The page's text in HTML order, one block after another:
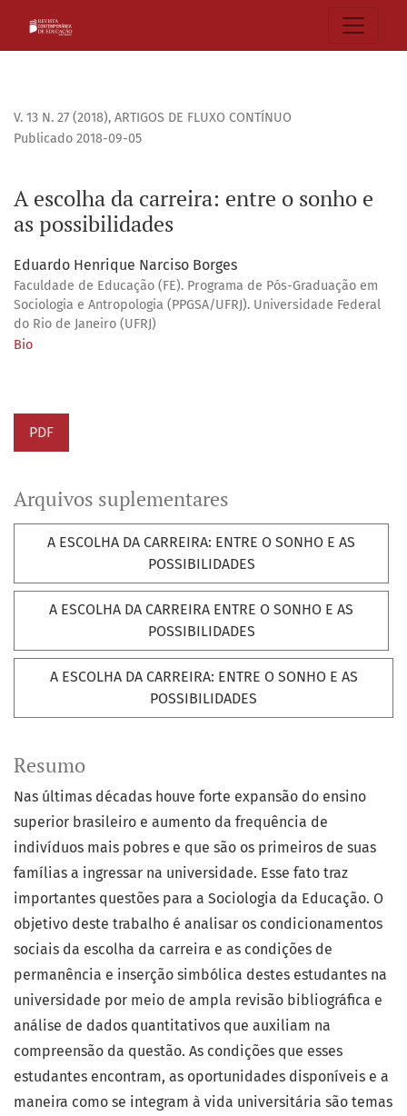
V. 13 N. 27 (2018), ARTIGOS DE FLUXO CONTÍNUO
A escolha da carreira: entre o sonho e
as possibilidades
Publicado 2018-09-05
Eduardo Henrique Narciso Borges
Faculdade de Educação (FE). Programa de Pós-Graduação em
Sociologia e Antropologia (PPGSA/UFRJ). Universidade Federal
do Rio de Janeiro (UFRJ)
Bio
PDF
Arquivos suplementares
A ESCOLHA DA CARREIRA: ENTRE O SONHO E AS
POSSIBILIDADES
A ESCOLHA DA CARREIRA ENTRE O SONHO E AS
POSSIBILIDADES
A ESCOLHA DA CARREIRA: ENTRE O SONHO E AS
POSSIBILIDADES
Resumo
Nas últimas décadas houve forte expansão do ensino
superior brasileiro e aumento da frequência de
indivíduos mais pobres e que são os primeiros de suas
famílias a ingressar na universidade. Esse fato traz
importantes questões para a Sociologia da Educação. O
objetivo deste trabalho é analisar os condicionamentos
sociais da escolha da carreira e as condições de
permanência e inserção simbólica destes estudantes na
universidade por meio de ampla revisão bibliográfica e
análise de dados quantitativos que auxiliam na
compreensão da questão. As condições que esses
estudantes encontram, as oportunidades disponíveis e a
maneira como se integram à vida universitária são temas